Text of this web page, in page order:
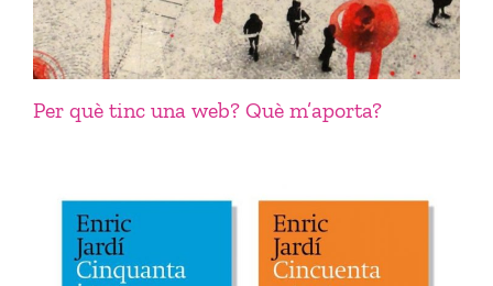
Per què tinc una web? Què m’aporta?